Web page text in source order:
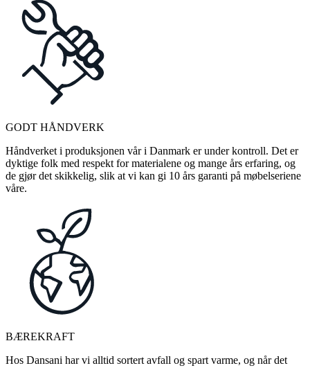
GODT HÅNDVERK
Håndverket i produksjonen vår i Danmark er under kontroll. Det er
dyktige folk med respekt for materialene og mange års erfaring, og
de gjør det skikkelig, slik at vi kan gi 10 års garanti på møbelseriene
våre.
BÆREKRAFT
Hos Dansani har vi alltid sortert avfall og spart varme, og når det